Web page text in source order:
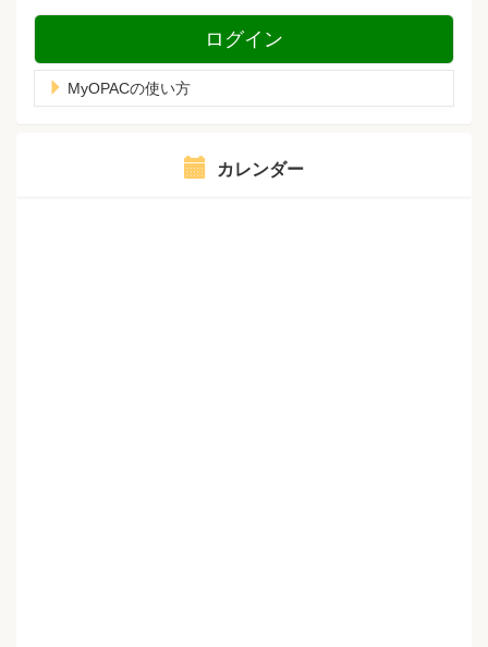
ログイン
MyOPACの使い方
カレンダー